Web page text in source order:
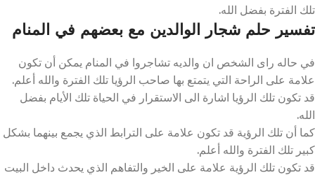
تلك الفترة بفضل الله.
تفسير حلم شجار الوالدين مع بعضهم في المنام
في حاله راى الشخص ان والديه تشاجروا في المنام يمكن أن تكون
علامة على الراحة التي يتمتع بها صاحب الرؤيا تلك الفترة والله أعلم.
قد تكون تلك الرؤيا اشارة الى الاستقرار في الحياة تلك الأيام بفضل
الله.
كما أن تلك الرؤية قد تكون علامة على الترابط الذي يجمع بينهما بشكل
كبير تلك الفترة والله أعلم.
قد تكون تلك الرؤية علامة على الخير والتفاهم الذي يحدث داخل البيت